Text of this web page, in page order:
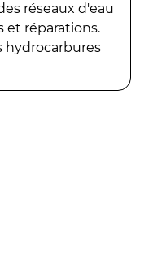
réseaux d'eau
réparations.
hydrocarbures